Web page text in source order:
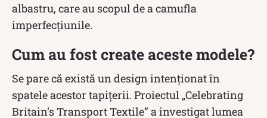
albastru, care au scopul de a camufla
imperfecțiunile.
Cum au fost create aceste modele?
Se pare că există un design intenționat în
spatele acestor tapițerii. Proiectul „Celebrating
Britain’s Transport Textile” a investigat lumea